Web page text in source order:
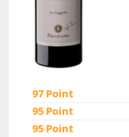
97 Point
95 Point
95 Point